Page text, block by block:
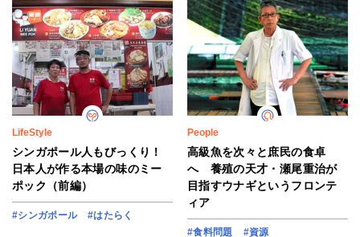
LifeStyle
シンガポール人もびっくり！
日本人が作る本場の味のミー
ポック（前編）
#シンガポール #はたらく
People
高級魚を次々と庶民の食卓
へ 養殖の天才・瀬尾重治が
目指すウナギというフロンテ
ィア
#食料問題
#資源